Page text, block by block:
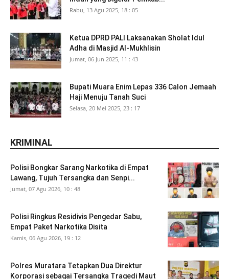
Rabu, 13 Agu 2025, 18 : 05
Ketua DPRD PALI Laksanakan Sholat Idul
Adha di Masjid Al-Mukhlisin
Jumat, 06 Jun 2025, 11 : 43
Bupati Muara Enim Lepas 336 Calon Jemaah
Haji Menuju Tanah Suci
Selasa, 20 Mei 2025, 23 : 17
KRIMINAL
Polisi Bongkar Sarang Narkotika di Empat
Lawang, Tujuh Tersangka dan Senpi...
Jumat, 07 Agu 2026, 10 : 48
Polisi Ringkus Residivis Pengedar Sabu,
Empat Paket Narkotika Disita
Kamis, 06 Agu 2026, 19 : 12
Polres Muratara Tetapkan Dua Direktur
Korporasi sebagai Tersangka Tragedi Maut